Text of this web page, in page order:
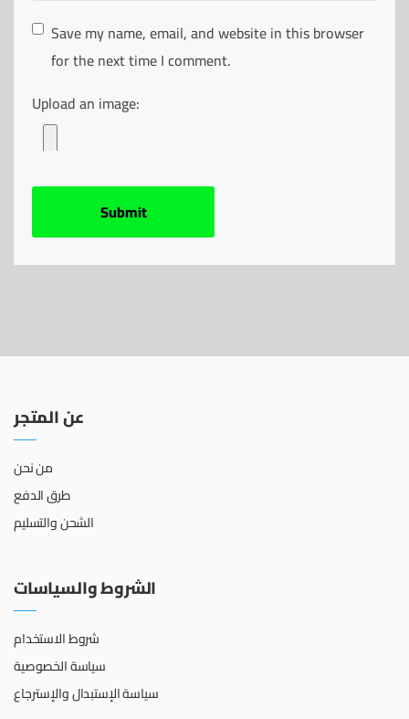
Save my name, email, and website in this browser
for the next time I comment.
Upload an image:
عن المتجر
من نحن
طرق الدفع
الشحن والتسليم
الشروط والسياسات
شروط الاستخدام
سياسة الخصوصية
سياسة الإستبدال والإسترجاع